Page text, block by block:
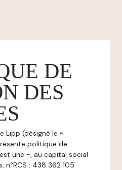
DE
DES
Lipp (désigné le «
politique de
une -, au capital social
: 438 362 105